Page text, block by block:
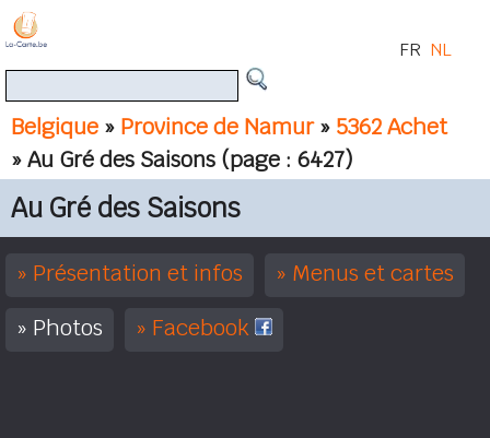
Belgique » Province de Namur» 5362 Achet
» Au Gré des Saisons (page : 6427)
FR NL
Au Gré des Saisons
Présentation et infos
Menus et cartes
Photos
Facebook